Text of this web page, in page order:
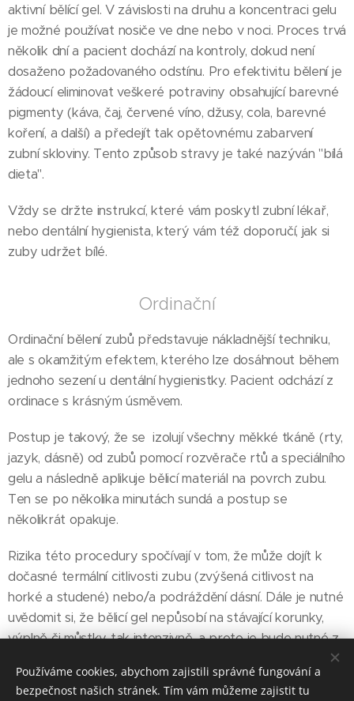
aktivní bělící gel. V závislosti na druhu a koncentraci gelu
je možné používat nosiče ve dne nebo v noci. Proces trvá
několik dní a pacient dochází na kontroly, dokud není
dosaženo požadovaného odstínu. Pro efektivitu bělení je
žádoucí eliminovat veškeré potraviny obsahující barevné
pigmenty (káva, čaj, červené víno, džusy, cola, barevné
koření, a další) a předejít tak opětovnému zabarvení
zubní skloviny. Tento způsob stravy je také nazýván "bílá
dieta".
Vždy se držte instrukcí, které vám poskytl zubní lékař,
nebo dentální hygienista, který vám též doporučí, jak si
zuby udržet bílé.
Ordinační
Ordinační bělení zubů představuje nákladnější techniku,
ale s okamžitým efektem, kterého lze dosáhnout během
jednoho sezení u dentální hygienistky. Pacient odchází z
ordinace s krásným úsměvem.
Postup je takový, že se izolují všechny měkké tkáně (rty,
jazyk, dásně) od zubů pomocí rozvěrače rtů a speciálního
gelu a následně aplikuje bělicí materiál na povrch zubu.
Ten se po několika minutách sundá a postup se
několikrát opakuje.
Rizika této procedury spočívají v tom, že může dojít k
dočasné termální citlivosti zubu (zvýšená citlivost na
horké a studené) nebo/a podráždění dásní. Dále je nutné
uvědomit si, že bělicí gel nepůsobí na stávající korunky,
výplně či můstky tak intenzivně, a proto je bude nutné z
Používáme cookies, abychom zajistili správné fungování a
bezpečnost našich stránek. Tím vám můžeme zajistit tu